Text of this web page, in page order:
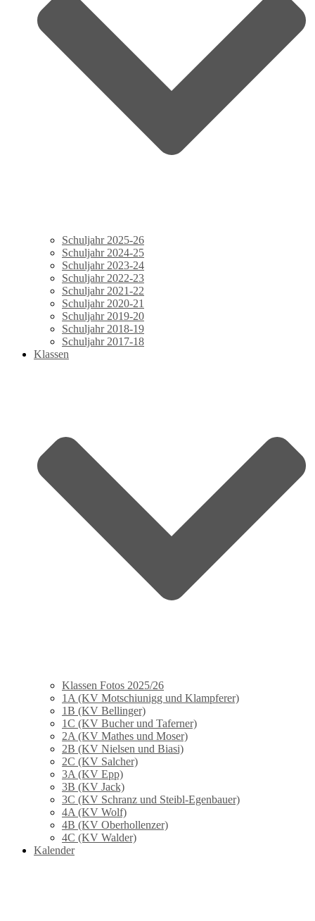
Schuljahr 2025-26
Schuljahr 2024-25
Schuljahr 2023-24
Schuljahr 2022-23
Schuljahr 2021-22
Schuljahr 2020-21
Schuljahr 2019-20
Schuljahr 2018-19
Schuljahr 2017-18
Klassen
Klassen Fotos 2025/26
1A (KV Motschiunigg und Klampferer)
1B (KV Bellinger)
1C (KV Bucher und Taferner)
2A (KV Mathes und Moser)
2B (KV Nielsen und Biasi)
2C (KV Salcher)
3A (KV Epp)
3B (KV Jack)
3C (KV Schranz und Steibl-Egenbauer)
4A (KV Wolf)
4B (KV Oberhollenzer)
4C (KV Walder)
Kalender